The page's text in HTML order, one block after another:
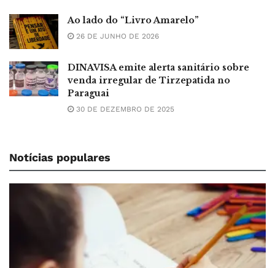
Ao lado do “Livro Amarelo”
26 DE JUNHO DE 2026
DINAVISA emite alerta sanitário sobre
venda irregular de Tirzepatida no
Paraguai
30 DE DEZEMBRO DE 2025
Notícias populares